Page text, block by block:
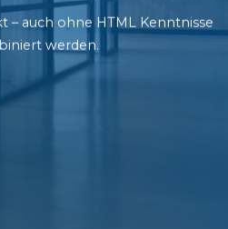
– auch ohne HTML Kenntnisse
werden.